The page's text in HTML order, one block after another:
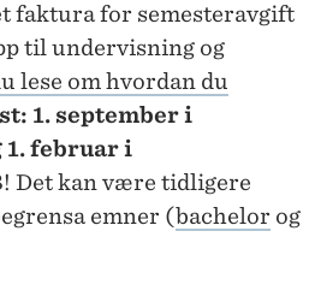
faktura for semesteravgift
til undervisning og
lese om hvordan du
1. september i
1. februar i
Det kan være tidligere
emner (bachelor og